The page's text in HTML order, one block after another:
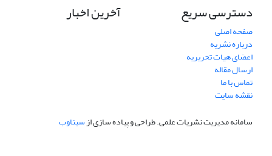
دسترسی سریع
صفحه اصلی
درباره نشریه
اعضای هیات تحریریه
ارسال مقاله
تماس با ما
نقشه سایت
آخرین اخبار
سامانه مدیریت نشریات علمی.طراحی و پیاده سازی ازسیناوب